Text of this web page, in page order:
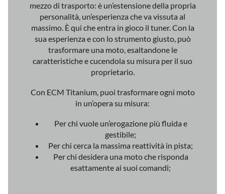
mezzo di trasporto: è un’estensione della propria
personalità, un’esperienza che va vissuta al
massimo. È qui che entra in gioco il tuner. Con la
sua esperienza e con lo strumento giusto, può
trasformare una moto, esaltandone le
caratteristiche e cucendola su misura per il suo
proprietario.
Con ECM Titanium, puoi trasformare ogni moto
in un’opera su misura:
Per chi vuole un’erogazione più fluida e
gestibile;
Per chi cerca la massima reattività in pista;
Per chi desidera una moto che risponda
esattamente ai suoi comandi;